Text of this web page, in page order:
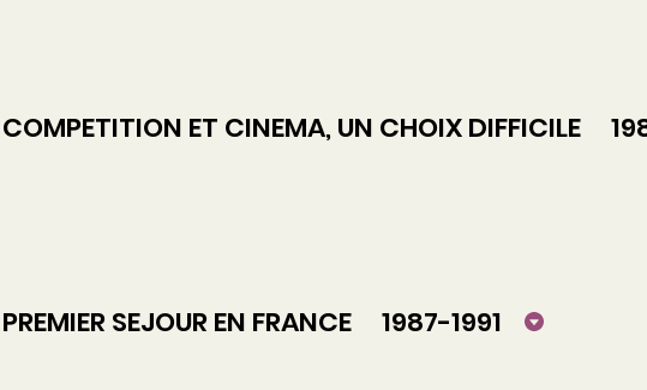
ET CINEMA, UN CHOIX DIFFICILE
SEJOUR EN FRANCE 1987-1991